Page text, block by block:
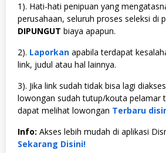
1). Hati-hati penipuan yang
perusahaan, seluruh proses seleksi di
DIPUNGUT biaya apapun.
2). Laporkan apabila terdapat
link, judul atau hal lainnya.
3). Jika link sudah tidak bisa lagi
lowongan sudah tutup/kouta pelamar
dapat melihat lowongan Terbaru
Info: Akses lebih mudah di aplikasi
Sekarang Disini!